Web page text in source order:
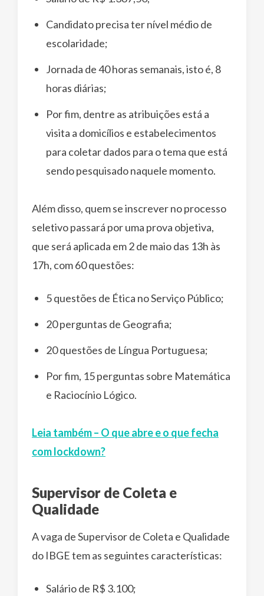
Candidato precisa ter nível médio de
escolaridade;
Jornada de 40 horas semanais, isto é, 8
horas diárias;
Por fim, dentre as atribuições está a
visita a domicílios e estabelecimentos
para coletar dados para o tema que está
sendo pesquisado naquele momento.
Além disso, quem se inscrever no processo
seletivo passará por uma prova objetiva,
que será aplicada em 2 de maio das 13h às
17h, com 60 questões:
5 questões de Ética no Serviço Público;
20 perguntas de Geografia;
20 questões de Língua Portuguesa;
Por fim, 15 perguntas sobre Matemática
e Raciocínio Lógico.
Leia também – O que abre e o que fecha
com lockdown?
Supervisor de Coleta e
Qualidade
A vaga de Supervisor de Coleta e Qualidade
do IBGE tem as seguintes características:
Salário de R$ 3.100;